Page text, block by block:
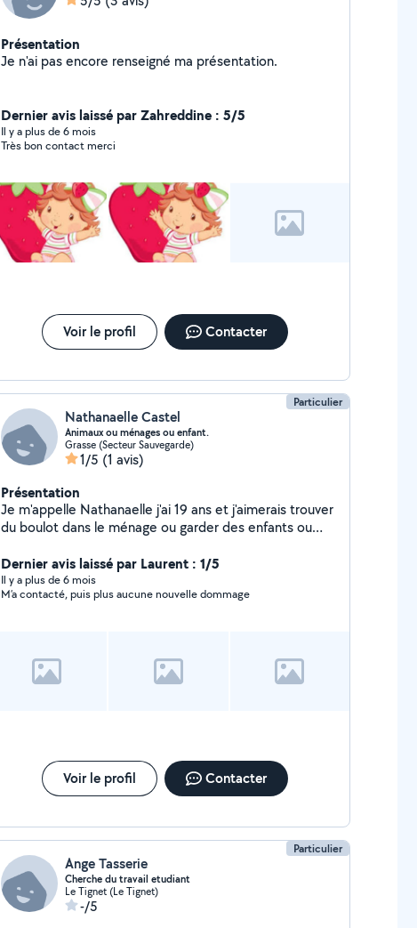
Présentation
Je n'ai pas encore renseigné ma présentation.
Dernier avis laissé par Zahreddine : 5/5
Il y a plus de 6 mois
Très bon contact merci
Voir le profil Contacter
Particulier
Nathanaelle Castel
Animaux ou ménages ou enfant.
Grasse (Secteur Sauvegarde)
1/5 (1 avis)
Présentation
Je m'appelle Nathanaelle j'ai 19 ans et j'aimerais trouver
du boulot dans le ménage ou garder des enfants ou
sérieuse et très ponctuel.
Dernier avis laissé par Laurent : 1/5
Il y a plus de 6 mois
M’a contacté, puis plus aucune nouvelle dommage
Voir le profil Contacter
Particulier
Ange Tasserie
Cherche du travail etudiant
Le Tignet (Le Tignet)
-/5